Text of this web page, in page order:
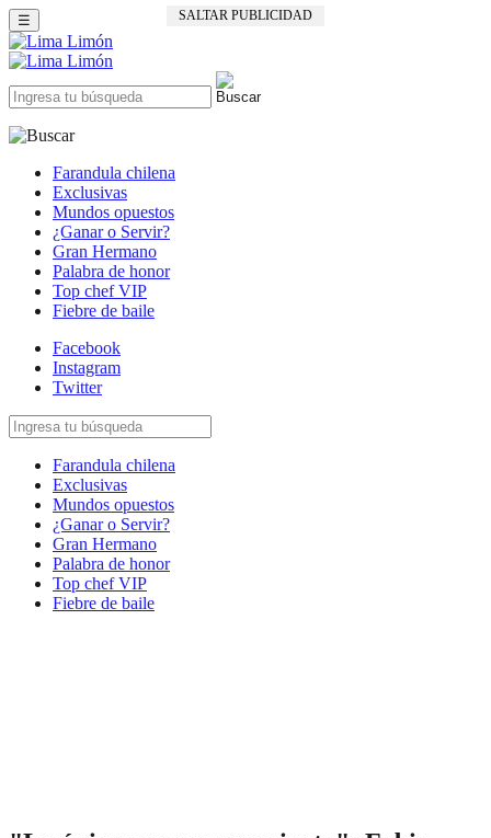
SALTAR PUBLICIDAD
☰
Farandula chilena
Exclusivas
Mundos opuestos
¿Ganar o Servir?
Gran Hermano
Palabra de honor
Top chef VIP
Fiebre de baile
Facebook
Instagram
Twitter
Farandula chilena
Exclusivas
Mundos opuestos
¿Ganar o Servir?
Gran Hermano
Palabra de honor
Top chef VIP
Fiebre de baile